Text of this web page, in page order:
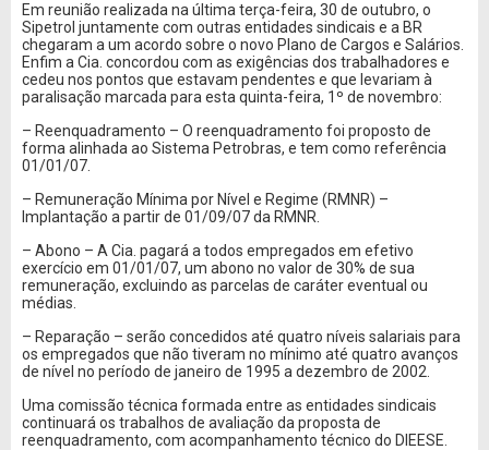
Em reunião realizada na última terça-feira, 30 de outubro, o
Sipetrol juntamente com outras entidades sindicais e a BR
chegaram a um acordo sobre o novo Plano de Cargos e Salários.
Enfim a Cia. concordou com as exigências dos trabalhadores e
cedeu nos pontos que estavam pendentes e que levariam à
paralisação marcada para esta quinta-feira, 1º de novembro:
– Reenquadramento – O reenquadramento foi proposto de
forma alinhada ao Sistema Petrobras, e tem como referência
01/01/07.
– Remuneração Mínima por Nível e Regime (RMNR) –
Implantação a partir de 01/09/07 da RMNR.
– Abono – A Cia. pagará a todos empregados em efetivo
exercício em 01/01/07, um abono no valor de 30% de sua
remuneração, excluindo as parcelas de caráter eventual ou
médias.
– Reparação – serão concedidos até quatro níveis salariais para
os empregados que não tiveram no mínimo até quatro avanços
de nível no período de janeiro de 1995 a dezembro de 2002.
Uma comissão técnica formada entre as entidades sindicais
continuará os trabalhos de avaliação da proposta de
reenquadramento, com acompanhamento técnico do DIEESE.